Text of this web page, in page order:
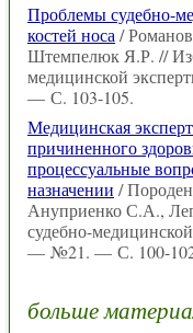
Проблемы судебно-
костей носа /
Штемпелюк Я.Р. //
медицинской
— С. 103-105.
Медицинская
причиненного
процессуальные
назначении /
Ануприенко С.А.,
судебно-
— №21. — С. 100-
больше